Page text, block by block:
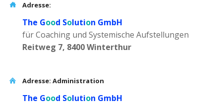
Adresse:
The Good Solution GmbH
für Coaching und Systemische Aufstellungen
Reitweg 7, 8400 Winterthur
Adresse: Administration
The Good Solution GmbH